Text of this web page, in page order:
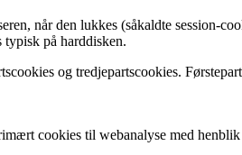
når den lukkes (såkaldte session-
typisk på harddisken.
og tredjepartscookies.
cookies til webanalyse med